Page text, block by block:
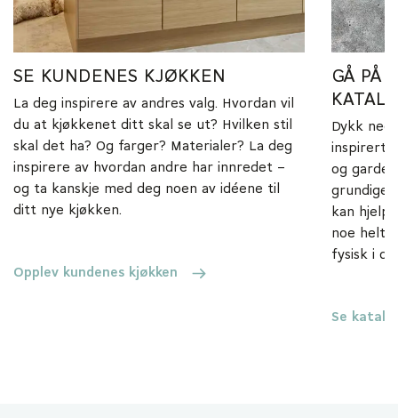
SE KUNDENES KJØKKEN
La deg inspirere av andres valg. Hvordan vil
du at kjøkkenet ditt skal se ut? Hvilken stil
skal det ha? Og farger? Materialer? La deg
inspirere av hvordan andre har innredet –
og ta kanskje med deg noen av idéene til
ditt nye kjøkken.
Opplev kundenes kjøkken
GÅ PÅ
Dykk
inspirert
og
grundige
kan
noe helt
fysisk i
Se